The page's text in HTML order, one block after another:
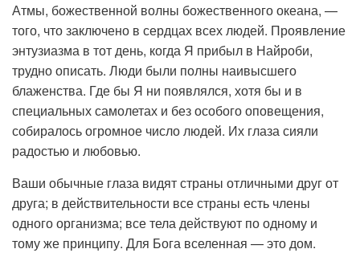
Атмы, божественной волны божественного океана, —
того, что заключено в сердцах всех людей. Проявление
энтузиазма в тот день, когда Я прибыл в Найроби,
трудно описать. Люди были полны наивысшего
блаженства. Где бы Я ни появлялся, хотя бы и в
специальных самолетах и без особого оповещения,
собиралось огромное число людей. Их глаза сияли
радостью и любовью.
Ваши обычные глаза видят страны отличными друг от
друга; в действительности все страны есть члены
одного организма; все тела действуют по одному и
тому же принципу. Для Бога вселенная — это дом.